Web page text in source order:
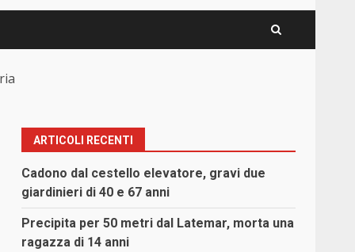
ARTICOLI RECENTI
Cadono dal cestello elevatore, gravi due
giardinieri di 40 e 67 anni
Precipita per 50 metri dal Latemar, morta una
ragazza di 14 anni